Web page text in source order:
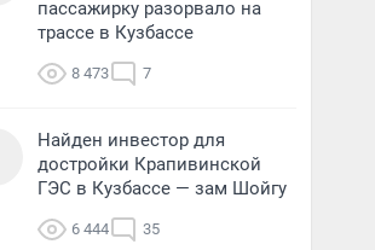
пассажирку разорвало на
трассе в Кузбассе
8 473 7
Найден инвестор для
достройки Крапивинской
ГЭС в Кузбассе — зам Шойгу
6 444 35